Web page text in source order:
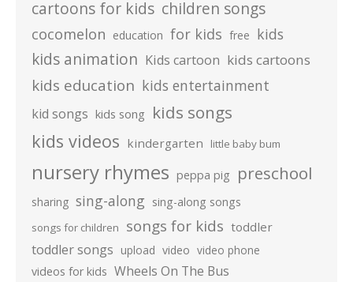
cartoons for kids children songs
cocomelon education for kids free kids
kids animation Kids cartoon kids cartoons
kids education kids entertainment
kid songs kids song kids songs
kids videos kindergarten little baby bum
nursery rhymes peppa pig preschool
sharing sing-along sing-along songs
songs for children songs for kids toddler
toddler songs upload video video phone
videos for kids Wheels On The Bus